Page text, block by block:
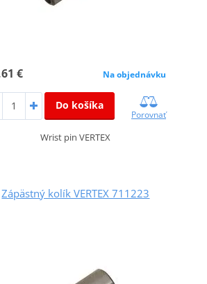
€ Na objednávku
Do košíka
Porovnať
Wrist pin VERTEX
Zápästný kolík VERTEX 711223